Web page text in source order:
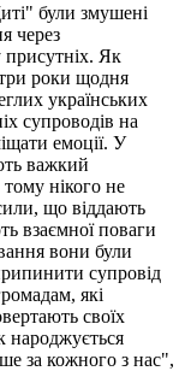
були змушені
через
присутніх. Як
роки щодня
українських
супроводів на
емоції. У
важкий
нікого не
що віддають
взаємної поваги
вони були
супровід
які
своїх
народжується
за кожного з нас",